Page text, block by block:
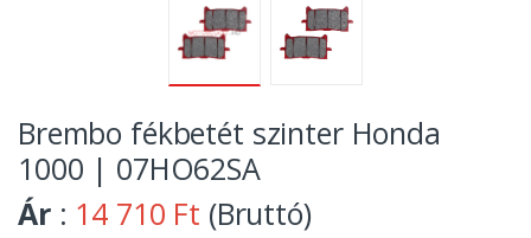
Brembo fékbetét szinter Honda
1000 | 07HO62SA
Ár : 14 710 Ft (Bruttó)